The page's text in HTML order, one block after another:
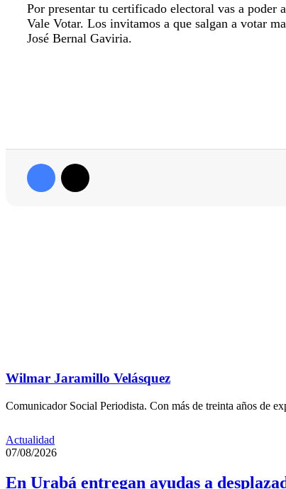
Por presentar tu certificado electoral vas a poder
Vale Votar. Los invitamos a que salgan a votar
José Bernal Gaviria.
Facebook
Wilmar Jaramillo Velásquez
Comunicador Social Periodista. Con más de treinta años de
Actualidad
07/08/2026
En Urabá entregan ayudas a